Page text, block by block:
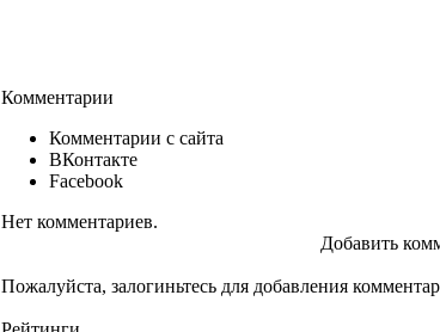
Комментарии
Комментарии с сайта
ВКонтакте
Facebook
Нет комментариев.
Добавить
Пожалуйста, залогиньтесь для добавления